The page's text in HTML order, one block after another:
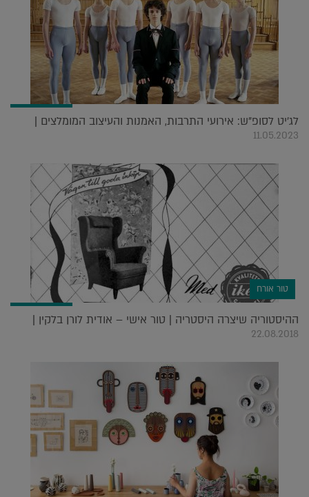
לג'יט לסופ"ש: אירועי התרבות, האמנות והעיצוב המומלצים |
11.05.2023
טור אורח
ההיסטוריה שיצרה היסטריה | טור אישי – אודית לורן בלקין |
22.08.2018